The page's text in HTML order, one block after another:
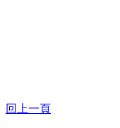
回上一頁